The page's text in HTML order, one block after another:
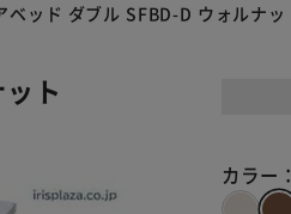
ッド ダブル SFBD-D ウォルナッ
ト
カラー：